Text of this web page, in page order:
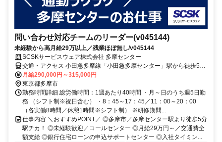
問い合わせ対応チームのリーダー(v045144)
未経験から高月給29万以上／残業ほぼ無し/v045144
SCSKサービスウェア株式会社 多摩センター
交通・アクセス 小田急多摩線「小田急多摩センター」駅から徒歩5分
★京王相模原線「京王多摩センター」駅から徒歩5分★多摩モノレー
ル「多摩センター」駅から徒歩6分
月給290,000円～315,000円
東京都多摩市
勤務時間詳細 総労働時間：1週あたり40時間 ・月～日のうち週5日勤
務 （シフト制※祝日含む） ・8：45～17：45／11：00～20：00
（各実働8時間／休憩1時間※シフト制） ※研修期間...
仕事内容 ＼おすすめPOINT／ ◎多摩市／多摩センター駅より徒歩5分
駅チカ！ ◎未経験歓迎／コールセンター ◎月給29万円～／交通費全
額支給 ◎銀行住宅ローンの申込サポートセンター ◎入社タイミン...